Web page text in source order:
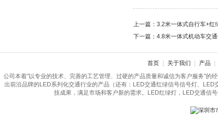
上一篇： 3.2米一体式自行车+红
下一篇： 4.8米一体式机动车交
首页 关于我们 产品
公司本着"以专业的技术、完善的工艺管理、过硬的产品质量和诚信为客户服务"的
出前沿品牌的LED系列化交通行业的产品（还有：LED交通红绿信号信号灯、
技成果，满足市场和客户新的需求。LED红绿灯，LED交通信